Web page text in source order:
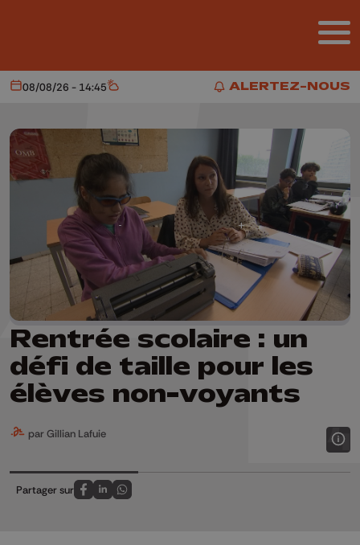
ALERTEZ-NOUS
ALERTEZ-NOUS
Aujourd'hui
08/08/26 - 14:45 Météo
Rentrée scolaire : un
défi de taille pour les
élèves non-voyants
par Gillian Lafuie
Partager sur
Partagez sur FaceBook
Partagez sur LinkedIn
Partagez sur Whatsapp